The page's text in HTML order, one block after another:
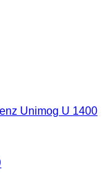
Unimog U 1400